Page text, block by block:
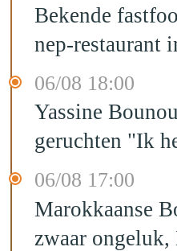
Bekende
nep-restaurant
06/08 18:00
Yassine
geruchten "Ik
06/08 17:00
Marokkaanse
zwaar ongeluk,